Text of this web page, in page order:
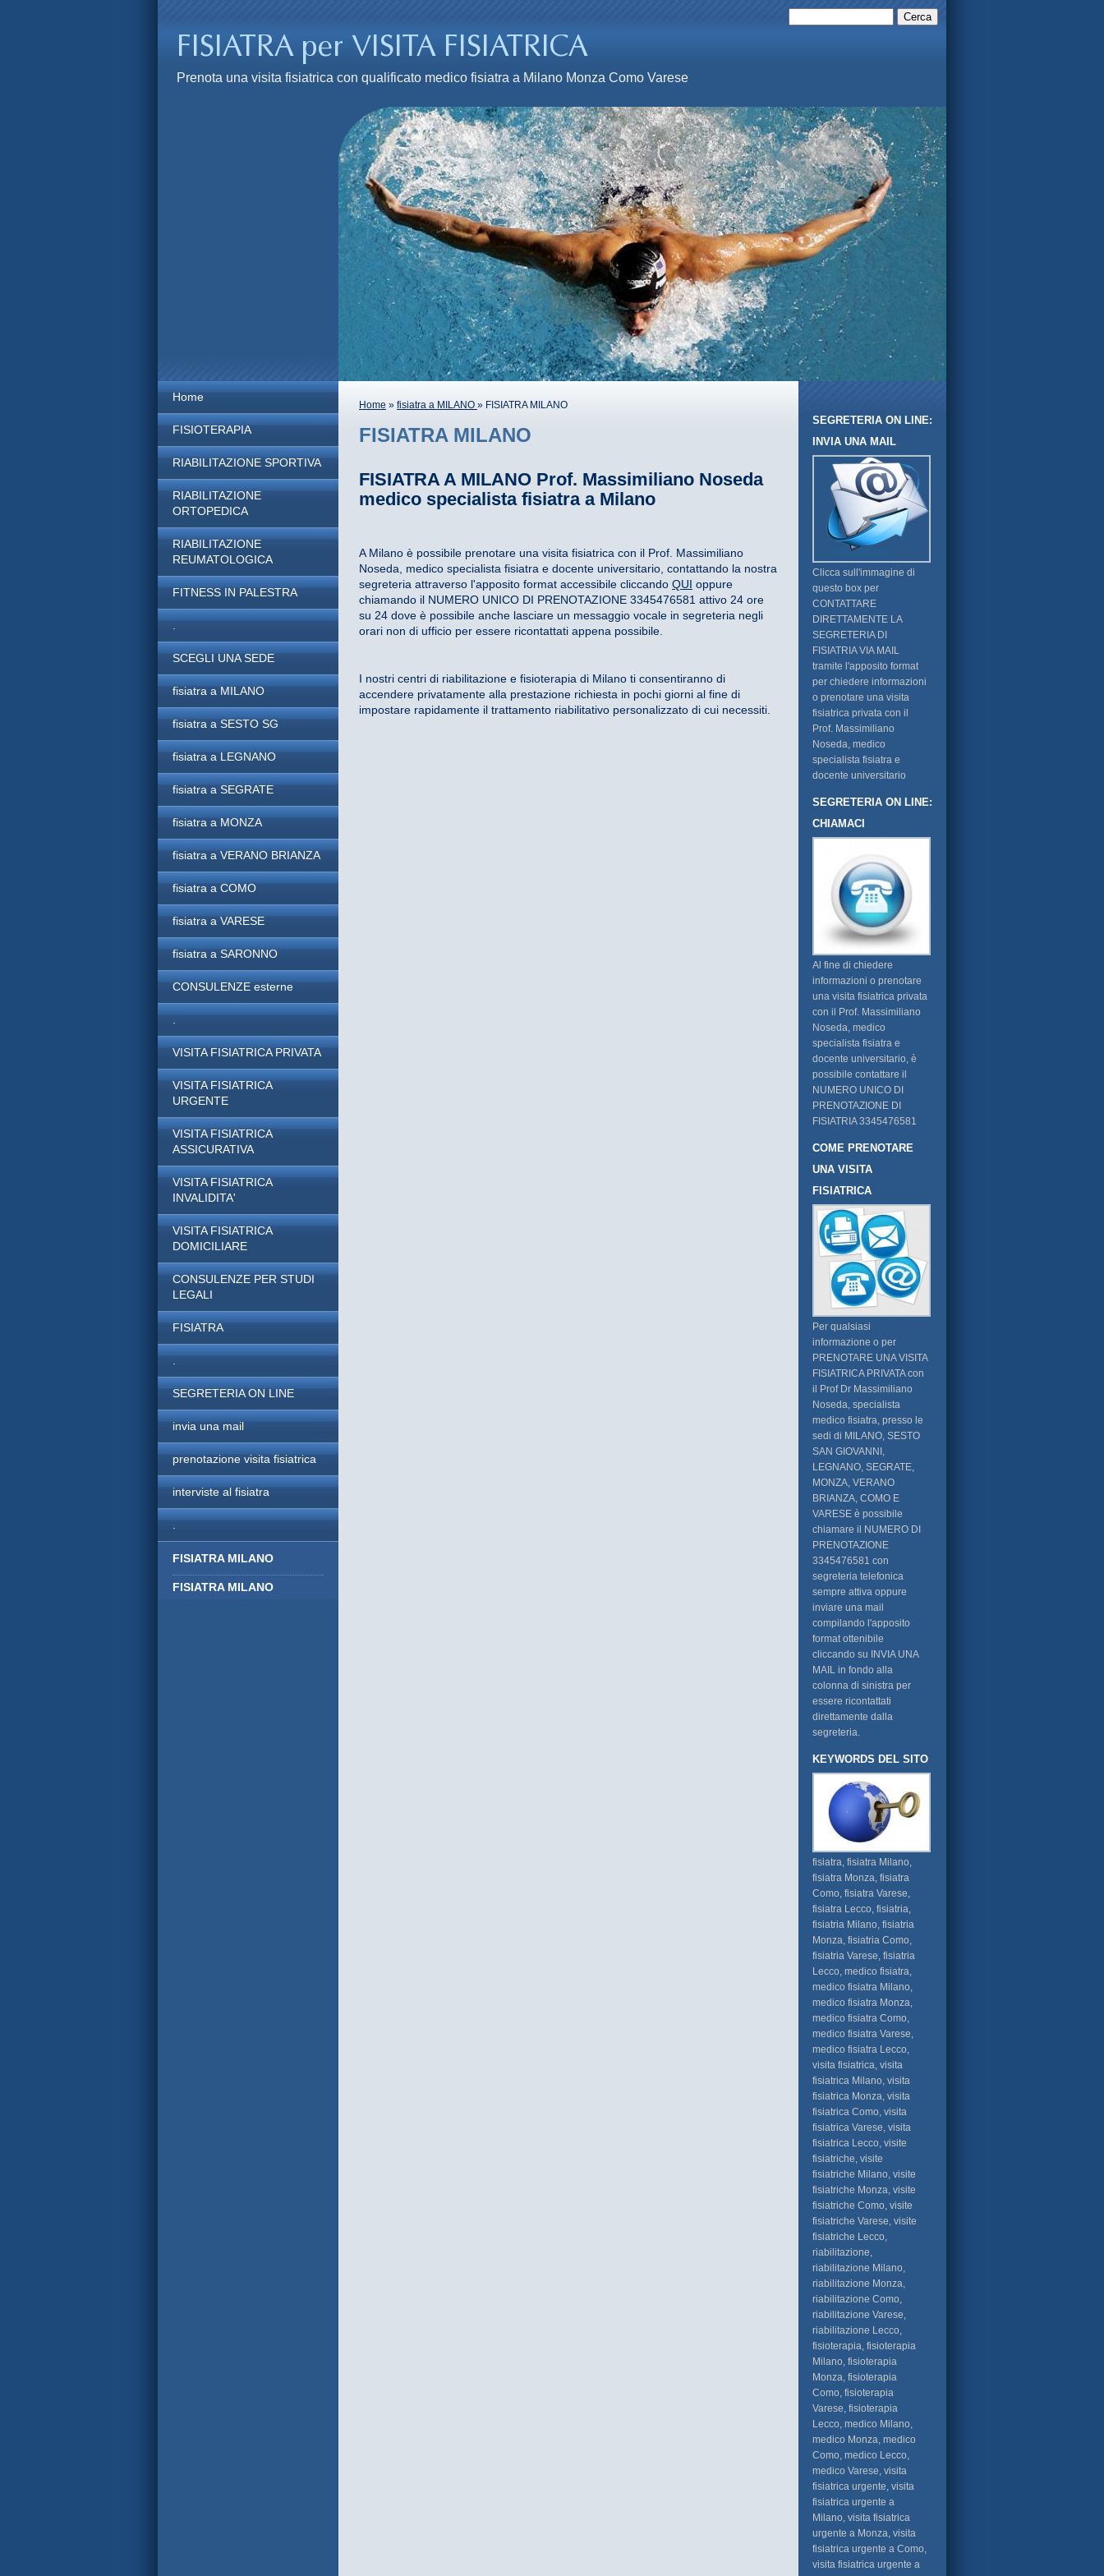
Prenota una visita fisiatrica con qualificato medico fisiatra a Milano Monza Como Varese
Home
FISIOTERAPIA
RIABILITAZIONE SPORTIVA
RIABILITAZIONE
ORTOPEDICA
RIABILITAZIONE
REUMATOLOGICA
FITNESS IN PALESTRA
SCEGLI UNA SEDE
fisiatra a MILANO
fisiatra a SESTO SG
fisiatra a LEGNANO
fisiatra a SEGRATE
fisiatra a MONZA
fisiatra a VERANO BRIANZA
fisiatra a COMO
fisiatra a VARESE
fisiatra a SARONNO
CONSULENZE esterne
VISITA FISIATRICA PRIVATA
VISITA FISIATRICA
URGENTE
VISITA FISIATRICA
ASSICURATIVA
VISITA FISIATRICA
INVALIDITA'
VISITA FISIATRICA
DOMICILIARE
CONSULENZE PER STUDI
LEGALI
FISIATRA
SEGRETERIA ON LINE
invia una mail
prenotazione visita fisiatrica
interviste al fisiatra
FISIATRA MILANO
FISIATRA MILANO
Home » fisiatra a MILANO » FISIATRA MILANO
FISIATRA MILANO
FISIATRA A MILANO Prof. Massimiliano Noseda
medico specialista fisiatra a Milano
A Milano è possibile prenotare una visita fisiatrica con il Prof. Massimiliano
Noseda, medico specialista fisiatra e docente universitario, contattando la nostra
segreteria attraverso l'apposito format accessibile cliccando QUI oppure
chiamando il NUMERO UNICO DI PRENOTAZIONE 3345476581 attivo 24 ore
su 24 dove è possibile anche lasciare un messaggio vocale in segreteria negli
orari non di ufficio per essere ricontattati appena possibile.
I nostri centri di riabilitazione e fisioterapia di Milano ti consentiranno di
accendere privatamente alla prestazione richiesta in pochi giorni al fine di
impostare rapidamente il trattamento riabilitativo personalizzato di cui necessiti.
SEGRETERIA ON LINE:
INVIA UNA MAIL
Clicca sull'immagine di
questo box per
CONTATTARE
DIRETTAMENTE LA
SEGRETERIA DI
FISIATRIA VIA MAIL
tramite l'apposito format
per chiedere informazioni
o prenotare una visita
fisiatrica privata con il
Prof. Massimiliano
Noseda, medico
specialista fisiatra e
docente universitario
SEGRETERIA ON LINE:
CHIAMACI
Al fine di chiedere
informazioni o prenotare
una visita fisiatrica privata
con il Prof. Massimiliano
Noseda, medico
specialista fisiatra e
docente universitario, è
possibile contattare il
NUMERO UNICO DI
PRENOTAZIONE DI
FISIATRIA 3345476581
COME PRENOTARE
UNA VISITA
FISIATRICA
Per qualsiasi
informazione o per
PRENOTARE UNA VISITA
FISIATRICA PRIVATA con
il Prof Dr Massimiliano
Noseda, specialista
medico fisiatra, presso le
sedi di MILANO, SESTO
SAN GIOVANNI,
LEGNANO, SEGRATE,
MONZA, VERANO
BRIANZA, COMO E
VARESE è possibile
chiamare il NUMERO DI
PRENOTAZIONE
3345476581 con
segreteria telefonica
sempre attiva oppure
inviare una mail
compilando l'apposito
format ottenibile
cliccando su INVIA UNA
MAIL in fondo alla
colonna di sinistra per
essere ricontattati
direttamente dalla
segreteria.
KEYWORDS DEL SITO
fisiatra, fisiatra Milano,
fisiatra Monza, fisiatra
Como, fisiatra Varese,
fisiatra Lecco, fisiatria,
fisiatria Milano, fisiatria
Monza, fisiatria Como,
fisiatria Varese, fisiatria
Lecco, medico fisiatra,
medico fisiatra Milano,
medico fisiatra Monza,
medico fisiatra Como,
medico fisiatra Varese,
medico fisiatra Lecco,
visita fisiatrica, visita
fisiatrica Milano, visita
fisiatrica Monza, visita
fisiatrica Como, visita
fisiatrica Varese, visita
fisiatrica Lecco, visite
fisiatriche, visite
fisiatriche Milano, visite
fisiatriche Monza, visite
fisiatriche Como, visite
fisiatriche Varese, visite
fisiatriche Lecco,
riabilitazione,
riabilitazione Milano,
riabilitazione Monza,
riabilitazione Como,
riabilitazione Varese,
riabilitazione Lecco,
fisioterapia, fisioterapia
Milano, fisioterapia
Monza, fisioterapia
Como, fisioterapia
Varese, fisioterapia
Lecco, medico Milano,
medico Monza, medico
Como, medico Lecco,
medico Varese, visita
fisiatrica urgente, visita
fisiatrica urgente a
Milano, visita fisiatrica
urgente a Monza, visita
fisiatrica urgente a Como,
visita fisiatrica urgente a